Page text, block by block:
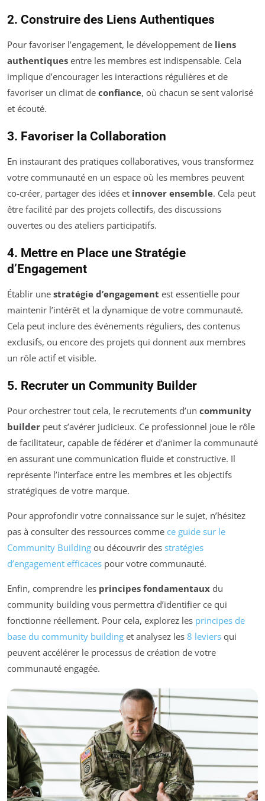
2. Construire des Liens Authentiques
Pour favoriser l’engagement, le développement de liens
authentiques entre les membres est indispensable. Cela
implique d’encourager les interactions régulières et de
favoriser un climat de confiance, où chacun se sent valorisé
et écouté.
3. Favoriser la Collaboration
En instaurant des pratiques collaboratives, vous transformez
votre communauté en un espace où les membres peuvent
co-créer, partager des idées et innover ensemble. Cela peut
être facilité par des projets collectifs, des discussions
ouvertes ou des ateliers participatifs.
4. Mettre en Place une Stratégie
d’Engagement
Établir une stratégie d’engagement est essentielle pour
maintenir l’intérêt et la dynamique de votre communauté.
Cela peut inclure des événements réguliers, des contenus
exclusifs, ou encore des projets qui donnent aux membres
un rôle actif et visible.
5. Recruter un Community Builder
Pour orchestrer tout cela, le recrutements d’un community
builder peut s’avérer judicieux. Ce professionnel joue le rôle
de facilitateur, capable de fédérer et d’animer la communauté
en assurant une communication fluide et constructive. Il
représente l’interface entre les membres et les objectifs
stratégiques de votre marque.
Pour approfondir votre connaissance sur le sujet, n’hésitez
pas à consulter des ressources comme ce guide sur le
Community Building ou découvrir des stratégies
d’engagement efficaces pour votre communauté.
Enfin, comprendre les principes fondamentaux du
community building vous permettra d’identifier ce qui
fonctionne réellement. Pour cela, explorez les principes de
base du community building et analysez les 8 leviers qui
peuvent accélérer le processus de création de votre
communauté engagée.